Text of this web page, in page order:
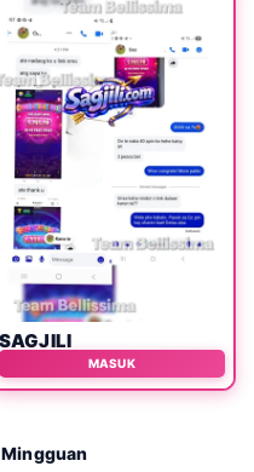
SAGJILI
MASUK
Mingguan